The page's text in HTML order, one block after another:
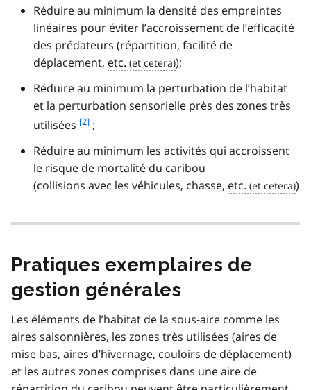
o
t
n
t
Réduire au minimum la densité des empreintes
linéaires pour éviter l’accroissement de l’efficacité
des prédateurs (répartition, facilité de
déplacement, etc.
);
Réduire au minimum la perturbation de l’habitat
et la perturbation sensorielle près des zones très
utilisées f
o
t
o
e
[2] ;
Réduire au minimum les activités qui accroissent
le risque de mortalité du caribou
(collisions avec les véhicules, chasse, etc. )
Pratiques exemplaires de
gestion générales
Les éléments de l’habitat de la sous-aire comme les
aires saisonnières, les zones très utilisées (aires de
mise bas, aires d’hivernage, couloirs de déplacement)
et les autres zones comprises dans une aire de